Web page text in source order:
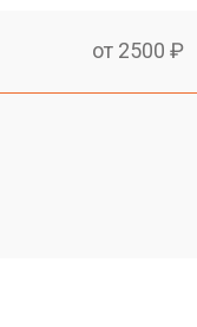
от 2500 ₽